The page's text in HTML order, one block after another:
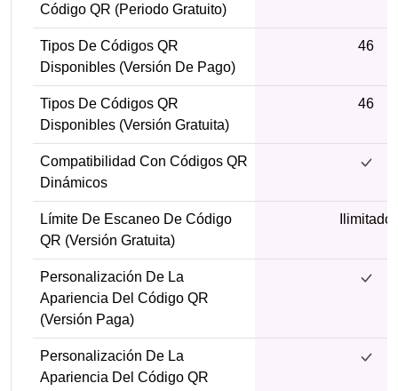
Código QR (periodo Gratuito)
Tipos De Códigos QR
Disponibles (versión De Pago)
46
Tipos De Códigos QR
Disponibles (versión Gratuita)
46
Compatibilidad Con Códigos QR
Dinámicos
Límite De Escaneo De Código
QR (versión Gratuita)
Ilimitado
Personalización De La
Apariencia Del Código QR
(versión Paga)
Personalización De La
Apariencia Del Código QR